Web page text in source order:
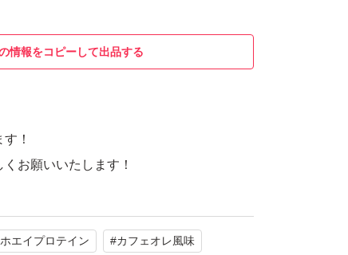
情報をコピーして出品する
！
お願いいたします！
ホエイプロテイン #カフェオレ風味